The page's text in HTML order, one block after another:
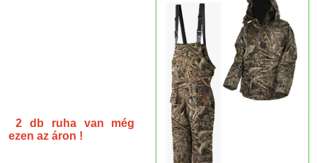
2 db ruha van még
ezen az áron !